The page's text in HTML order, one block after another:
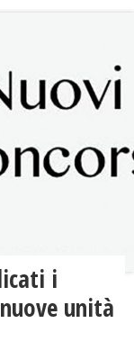
i
unità